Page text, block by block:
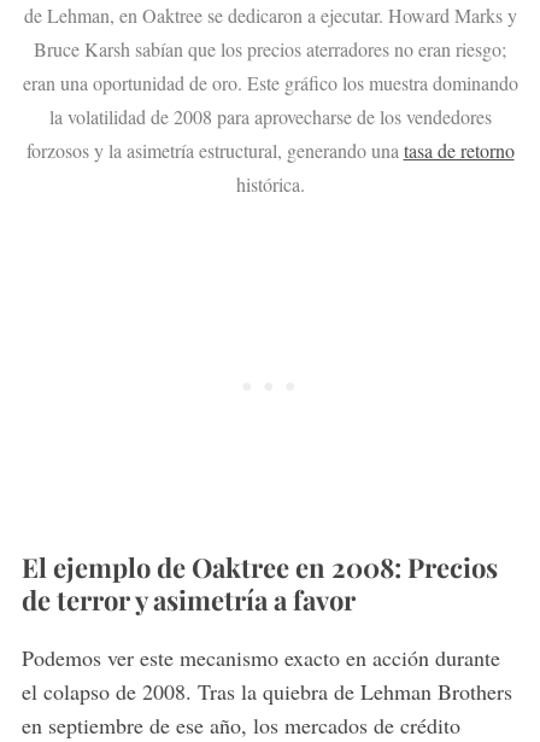
de Lehman, en Oaktree se dedicaron a ejecutar. Howard Marks y
Bruce Karsh sabían que los precios aterradores no eran riesgo;
eran una oportunidad de oro. Este gráfico los muestra dominando
la volatilidad de 2008 para aprovecharse de los vendedores
forzosos y la asimetría estructural, generando una tasa de retorno
histórica.
El ejemplo de Oaktree en 2008: Precios
de terror y asimetría a favor
Podemos ver este mecanismo exacto en acción durante
el colapso de 2008. Tras la quiebra de Lehman Brothers
en septiembre de ese año, los mercados de crédito